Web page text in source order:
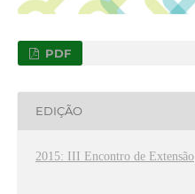
PDF
EDIÇÃO
2015: III Encontro de Extensão